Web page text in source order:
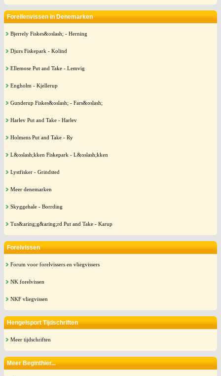
Forellenvissen in Denemarken
Bjerrely Fiskes&oslash; - Herning
Djurs Fiskepark - Kolind
Ellemose Put and Take - Lemvig
Engholm - Kjellerup
Gunderup Fiskes&oslash; - Fars&oslash;
Harlev Put and Take - Harlev
Holmens Put and Take - Ry
L&oslash;kken Fiskepark - L&oslash;kken
Lystfisker - Grindsted
Meer denemarken
Skyggehale - Borrding
Tus&aring;g&aring;rd Put and Take - Karup
Forelvissen
Forum voor forelvissers en vliegvissers
NK forelvissen
NKF vliegvissen
Hengelsport Tijdschriften
Meer tijdschriften
Meer Beginthier...